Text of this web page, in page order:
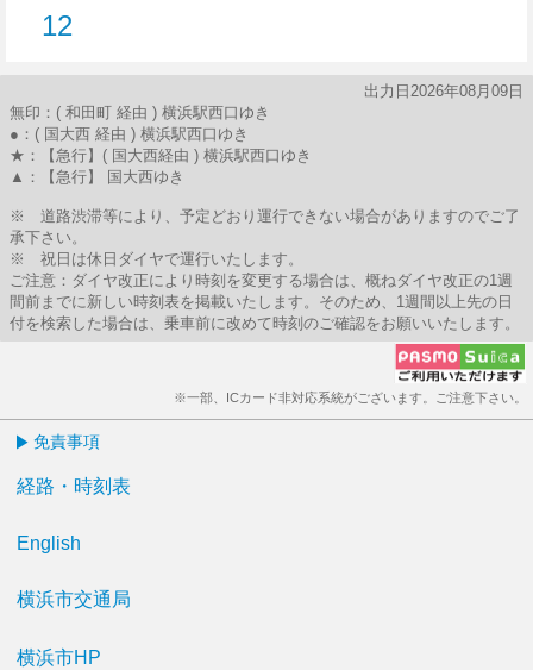
12
出力日2026年08月09日
無印：( 和田町 経由 ) 横浜駅西口ゆき
●：( 国大西 経由 ) 横浜駅西口ゆき
★：【急行】( 国大西経由 ) 横浜駅西口ゆき
▲：【急行】 国大西ゆき
※ 道路渋滞等により、予定どおり運行できない場合がありますのでご了
承下さい。
※ 祝日は休日ダイヤで運行いたします。
ご注意：ダイヤ改正により時刻を変更する場合は、概ねダイヤ改正の1週
間前までに新しい時刻表を掲載いたします。そのため、1週間以上先の日
付を検索した場合は、乗車前に改めて時刻のご確認をお願いいたします。
※一部、ICカード非対応系統がございます。ご注意下さい。
免責事項
経路・時刻表
English
横浜市交通局
横浜市HP